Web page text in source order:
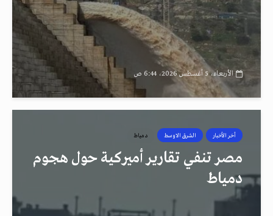
الأربعاء، 5 أغسطس 2026، 6:44 ص
أخر الأخبار الشرق الاوسط دمياط
مصر تنفي تقارير أميركية حول هجوم
دمياط